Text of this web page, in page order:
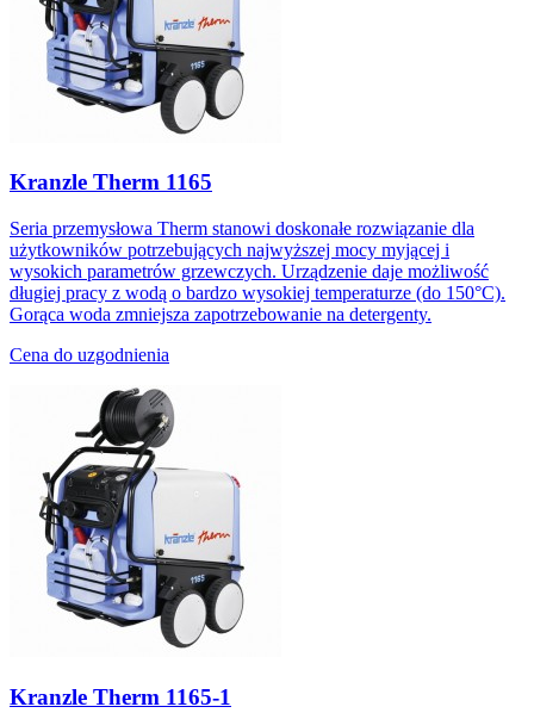
Kranzle Therm 1165
Seria przemysłowa Therm stanowi doskonałe rozwiązanie dla
użytkowników potrzebujących najwyższej mocy myjącej i
wysokich parametrów grzewczych. Urządzenie daje możliwość
długiej pracy z wodą o bardzo wysokiej temperaturze (do 150°C).
Gorąca woda zmniejsza zapotrzebowanie na detergenty.
Cena do uzgodnienia
Kranzle Therm 1165-1